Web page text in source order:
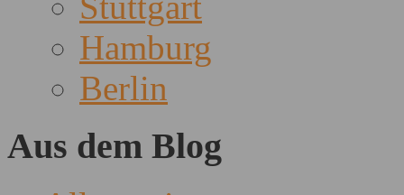
Hamburg
Berlin
Aus dem Blog